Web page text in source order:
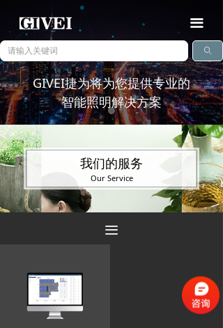
GIVEI捷为将为您提供专业的
智能照明解决方案
查看详情
ꄠ
끀
我们的服务
Our Service
끀